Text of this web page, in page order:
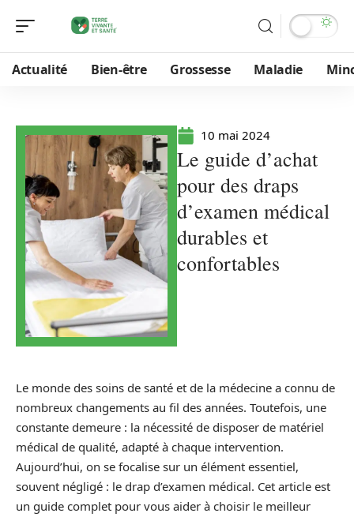
Actualité Bien-être Grossesse Maladie
10 mai 2024
Le guide d’achat
pour des draps
d’examen médical
durables et
confortables
Le monde des soins de santé et de la médecine a connu de
nombreux changements au fil des années. Toutefois, une
constante demeure : la nécessité de disposer de matériel
médical de qualité, adapté à chaque intervention.
Aujourd’hui, on se focalise sur un élément essentiel,
souvent négligé : le drap d’examen médical. Cet article est
un guide complet pour vous aider à choisir le meilleur